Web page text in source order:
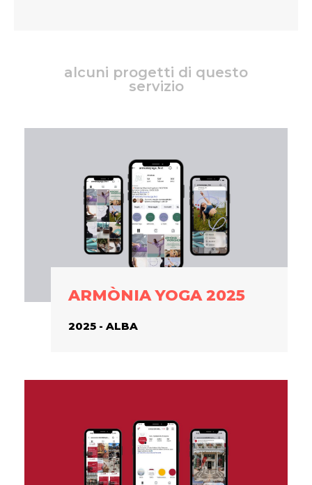
alcuni progetti di questo
servizio
ARMÒNIA YOGA 2025
2025 - ALBA